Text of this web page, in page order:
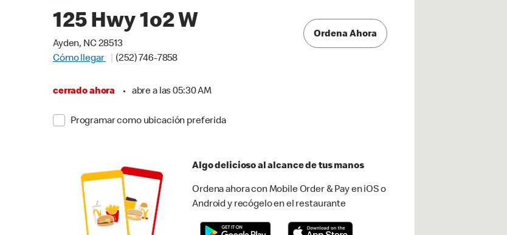
125 Hwy 1o2 W
Ayden, NC 28513
Cómo llegar
(252) 746-7858
cerrado ahora • abre a las 05:30 AM
Programar como ubicación preferida
Ordena Ahora
Algo delicioso al alcance de tus manos
Ordena ahora con Mobile Order & Pay en iOS o
Android y recógelo en el restaurante